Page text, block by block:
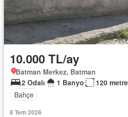
10.000 TL/ay
Batman Merkez, Batman
2 Odalı
1 Banyo
120
Bahçe
8 Tem 2026